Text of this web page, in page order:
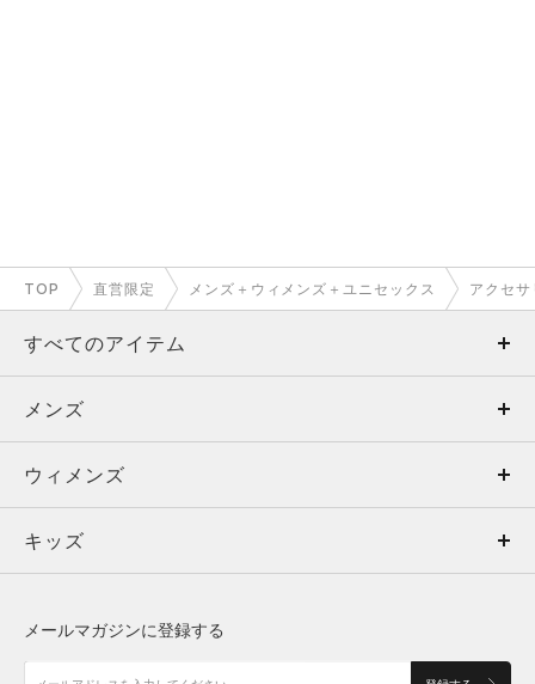
TOP 直営限定 メンズ＋ウィメンズ＋ユニセックス アクセサ
すべてのアイテム
メンズ
ウィメンズ
キッズ
アクセサリー
メンズ
トップス
ボトムス
アクセサリー
ウィメンズ
トップス
シューズ
キッズ
メールマガジンに登録する